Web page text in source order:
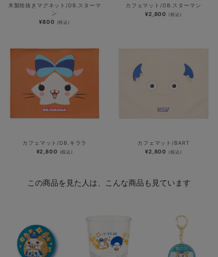
木製栓抜きマグネット/DB.スターマ
ン
¥800 (税込)
カフェマット/DB.スターマン
¥2,800 (税込)
カフェマット/DB.キララ
¥2,800 (税込)
カフェマット/BART
¥2,800 (税込)
この商品を見た人は、こんな商品も見ています